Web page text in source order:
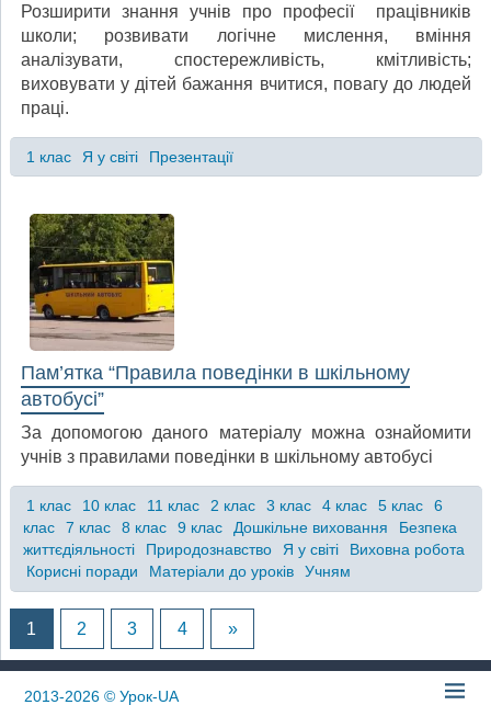
Розширити знання учнів про професії працівників
школи; розвивати логічне мислення, вміння
аналізувати, спостережливість, кмітливість;
виховувати у дітей бажання вчитися, повагу до людей
праці.
1 клас Я у світі Презентації
Пам’ятка “Правила поведінки в шкільному
автобусі”
За допомогою даного матеріалу можна ознайомити
учнів з правилами поведінки в шкільному автобусі
1 клас 10 клас 11 клас 2 клас 3 клас 4 клас 5 клас
6
клас
7 клас 8 клас 9 клас Дошкільне виховання
Безпека
життєдіяльності
Природознавство Я у світі
Виховна робота
Корисні поради
Матеріали до уроків Учням
1 2 3 4 »
2013-2026© Урок-UA